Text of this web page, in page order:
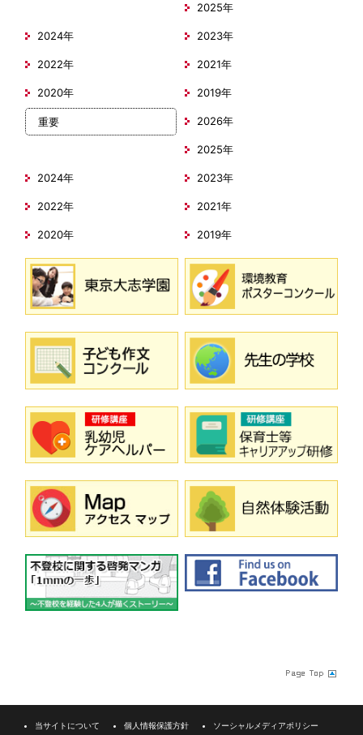
2025年
2024年 2023年
2022年 2021年
2020年 2019年
重要 2026年
2025年
2024年 2023年
2022年 2021年
2020年 2019年
当サイトについて 個人情報保護方針 ソーシャルメディアポリシー